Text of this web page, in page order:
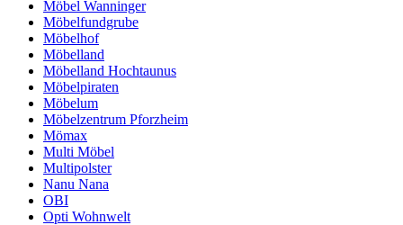
Möbel Wanninger
Möbelfundgrube
Möbelhof
Möbelland
Möbelland Hochtaunus
Möbelpiraten
Möbelum
Möbelzentrum Pforzheim
Mömax
Multi Möbel
Multipolster
Nanu Nana
OBI
Opti Wohnwelt